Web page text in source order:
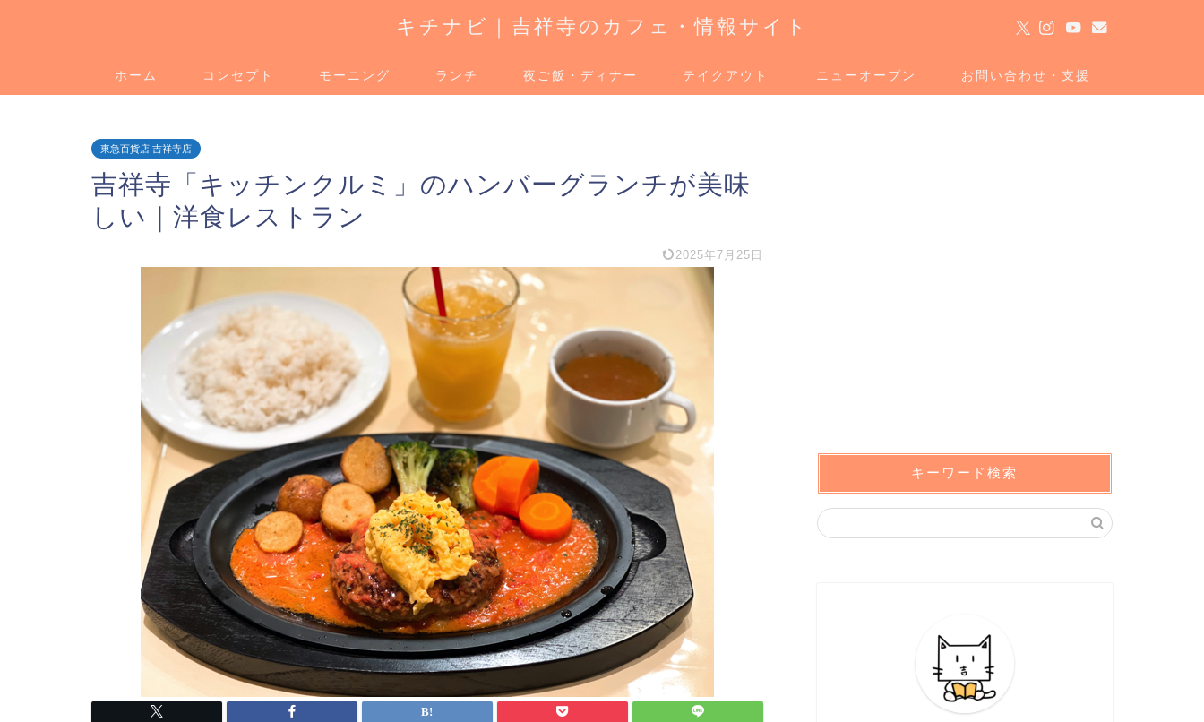
キチナビ｜吉祥寺のカフェ・情報サイト
ホーム コンセプト モーニング ランチ 夜ご飯・ディナー テイクアウト ニューオープン お問い合わせ・支援
東急百貨店 吉祥寺店
吉祥寺「キッチンクルミ」のハンバーグランチが美味
しい｜洋食レストラン
2025年7月25日
キーワード検索